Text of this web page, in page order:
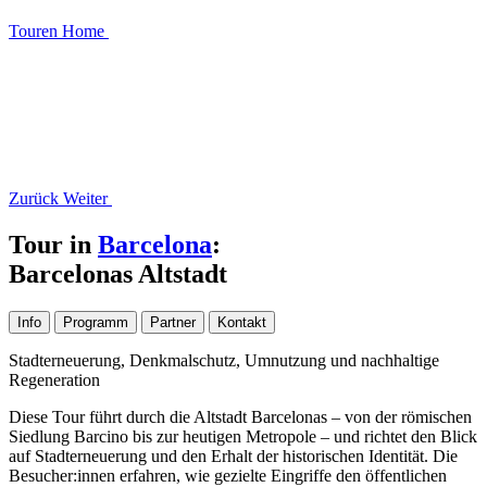
Touren Home
Zurück Weiter
Tour in Barcelona:
Barcelonas Altstadt
Info Programm Partner Kontakt
Stadterneuerung, Denkmalschutz, Umnutzung und nachhaltige
Regeneration
Diese Tour führt durch die Altstadt Barcelonas – von der römischen
Siedlung Barcino bis zur heutigen Metropole – und richtet den Blick
auf Stadterneuerung und den Erhalt der historischen Identität. Die
Besucher:innen erfahren, wie gezielte Eingriffe den öffentlichen